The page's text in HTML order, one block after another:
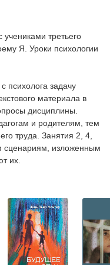
третьего
Я. Уроки психологии
психолога задачу
материала в
дисциплины.
и родителям, тем
труда. Занятия 2, 4,
сценариям, изложенным
их.